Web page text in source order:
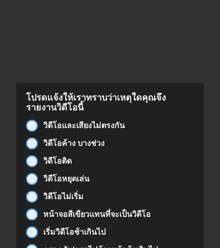
โปรดแจ้งให้เราทราบว่าเหตุใดคุณจึง
รายงานวิดีโอนี้
วิดีโอและเสียงไม่ตรงกัน
วิดีโอค้าง บางช่วง
วิดีโอติด
วิดีโอหยุดเล่น
วิดีโอไม่เริ่ม
หน้าจอสีเขียวแทนที่จะเป็นวิดีโอ
เริ่มวิดีโอช้าเกินไป